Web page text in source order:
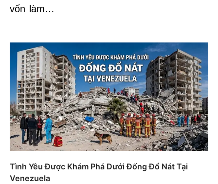
vốn làm…
Tình Yêu Được Khám Phá Dưới Đống Đổ Nát Tại
Venezuela